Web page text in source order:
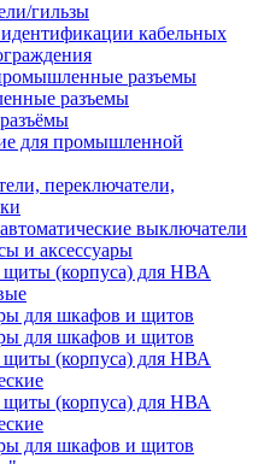
гильзы
кабельных
разъемы
разъемы
для промышленной
переключатели,
выключатели
и аксессуары
(корпуса) для НВА
для шкафов и щитов
для шкафов и щитов
(корпуса) для НВА
(корпуса) для НВА
для шкафов и щитов